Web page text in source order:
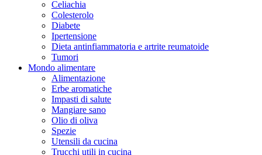
Celiachia
Colesterolo
Diabete
Ipertensione
Dieta antinfiammatoria e artrite reumatoide
Tumori
Mondo alimentare
Alimentazione
Erbe aromatiche
Impasti di salute
Mangiare sano
Olio di oliva
Spezie
Utensili da cucina
Trucchi utili in cucina